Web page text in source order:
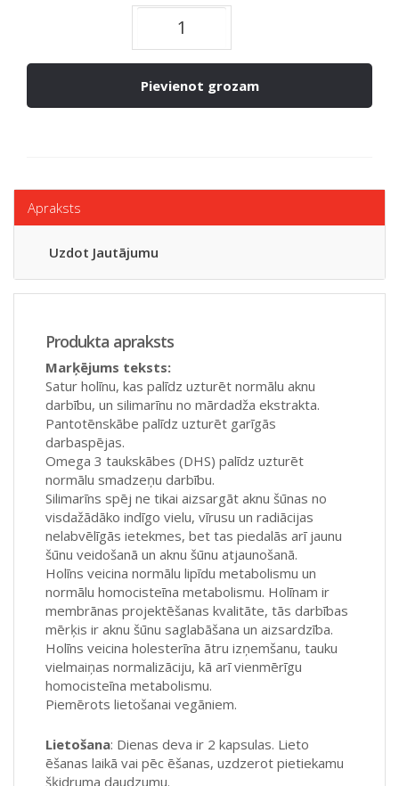
Pievienot grozam
Apraksts
Uzdot Jautājumu
Produkta apraksts
Marķējums teksts:
Satur holīnu, kas palīdz uzturēt normālu aknu
darbību, un silimarīnu no mārdadža ekstrakta.
Pantotēnskābe palīdz uzturēt garīgās
darbaspējas.
Omega 3 taukskābes (DHS) palīdz uzturēt
normālu smadzeņu darbību.
Silimarīns spēj ne tikai aizsargāt aknu šūnas no
visdažādāko indīgo vielu, vīrusu un radiācijas
nelabvēlīgās ietekmes, bet tas piedalās arī jaunu
šūnu veidošanā un aknu šūnu atjaunošanā.
Holīns veicina normālu lipīdu metabolismu un
normālu homocisteīna metabolismu. Holīnam ir
membrānas projektēšanas kvalitāte, tās darbības
mērķis ir aknu šūnu saglabāšana un aizsardzība.
Holīns veicina holesterīna ātru izņemšanu, tauku
vielmaiņas normalizāciju, kā arī vienmērīgu
homocisteīna metabolismu.
Piemērots lietošanai vegāniem.
Lietošana: Dienas deva ir 2 kapsulas. Lieto
ēšanas laikā vai pēc ēšanas, uzdzerot pietiekamu
šķidruma daudzumu.